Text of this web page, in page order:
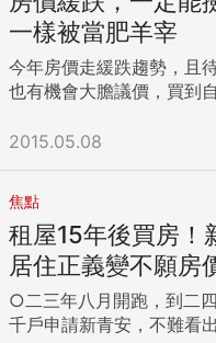
一樣被當肥羊宰
今年房價走緩跌趨勢，且
也有機會大膽議價，買到
2015.05.08
焦點
租屋15年後買房！
居住正義變不願房
○二三年八月開跑，到二
千戶申請新青安，不難看